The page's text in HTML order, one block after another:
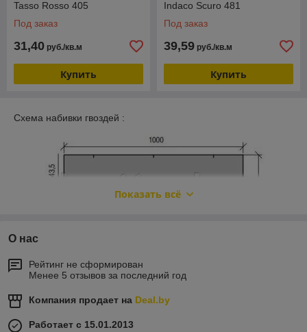
Tasso Rosso 405
Под заказ
31,40 руб./кв.м
Купить
Indaco Scuro 481
Под заказ
39,59 руб./кв.м
Купить
Схема набивки гвоздей :
Показать всё
О нас
Рейтинг не сформирован
Менее 5 отзывов за последний год
Компания продает на Deal.by
Работает с 15.01.2013